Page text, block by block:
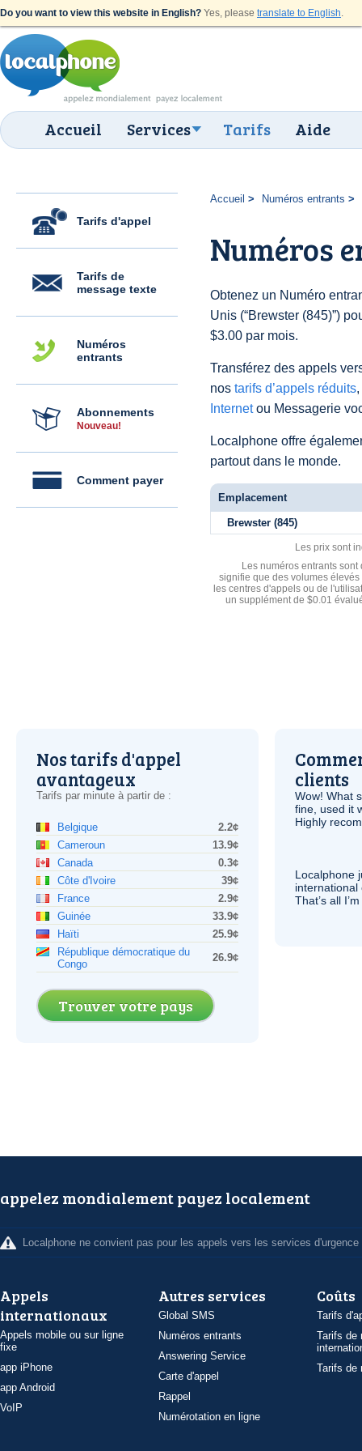
Do you want to view this website in English? Yes, please translate to English.
Accueil Services Tarifs Aide
Tarifs d'appel
Tarifs de
message texte
Numéros
entrants
Abonnements
Nouveau!
Comment payer
Accueil Numéros entrants
Numéros
Obtenez un Numéro
Unis (“Brewster (845)”)
$3.00 par mois.
Transférez des appels
nos tarifs d’appels réduits
Internetou Messagerie
Localphone offre
partout dans le monde.
Emplacement
Brewster (845)
Les prix sont
Les numéros entrants
signifie que des volumes
les centres d'appels ou de
un supplément de $0.01
Nos tarifs d'appel
avantageux
Tarifs par minute à partir de :
Belgique
2.2¢
Cameroun
13.9¢
Canada
0.3¢
Côte d'Ivoire
39¢
France
2.9¢
Guinée
33.9¢
Haïti
25.9¢
République démocratique du
Congo
26.9¢
Trouver votre pays
clients
Wow! What
fine, used it
Highly
Localphone
international
That’s all
appelez mondialement payez localement
Localphone ne convient pas pour les appels vers les services d'urgence
Appels
internationaux
Appels mobile ou sur ligne
fixe
app iPhone
app Android
VoIP
Autres services
Global SMS
Numéros entrants
Answering Service
Carte d'appel
Rappel
Numérotation en ligne
Coûts
Tarifs
Tarifs de
Tarifs de